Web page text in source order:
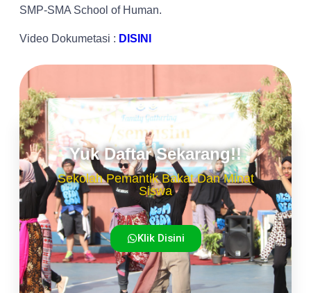
SMP-SMA School of Human.
Video Dokumetasi : DISINI
Yuk Daftar Sekarang!!
Sekolah Pemantik Bakat Dan Minat
Siswa
Klik Disini